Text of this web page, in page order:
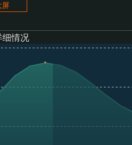
屏
情况